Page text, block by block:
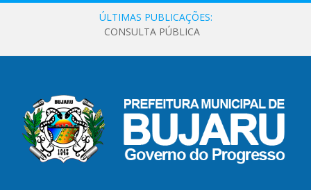
ÚLTIMAS PUBLICAÇÕES:
CONSULTA PÚBLICA